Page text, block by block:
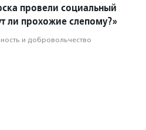
провели социальный
ли прохожие слепому?»
и доброволь­чест­во